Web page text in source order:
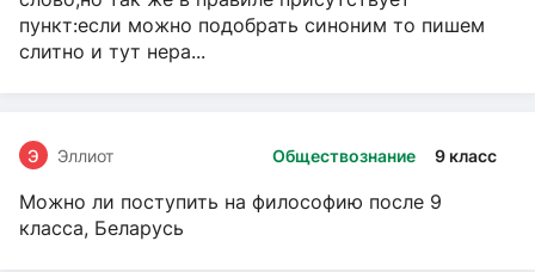
пункт:если можно подобрать синоним то пишем
слитно и тут нера...
Обществознание 9 класс
Э Эллиот
Можно ли поступить на философию после 9
класса, Беларусь